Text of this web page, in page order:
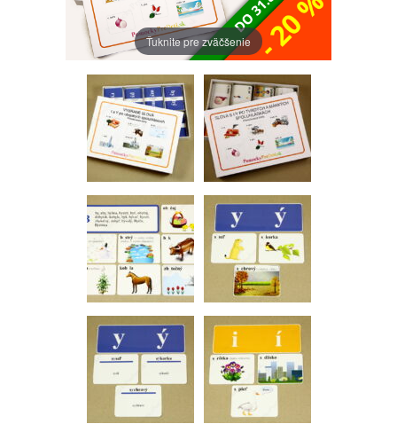
Ťuknite pre zväčšenie